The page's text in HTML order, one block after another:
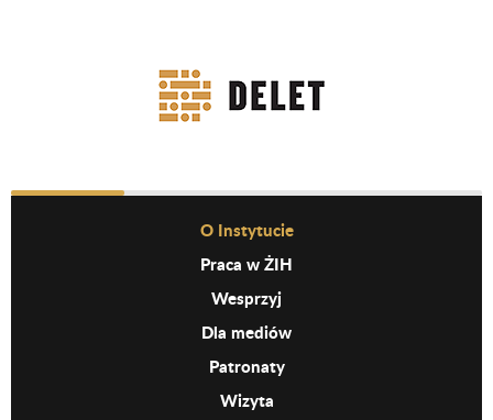
Before Footer MenuO Instytucie
Praca w ŻIH
Wesprzyj
Dla mediów
Patronaty
Wizyta